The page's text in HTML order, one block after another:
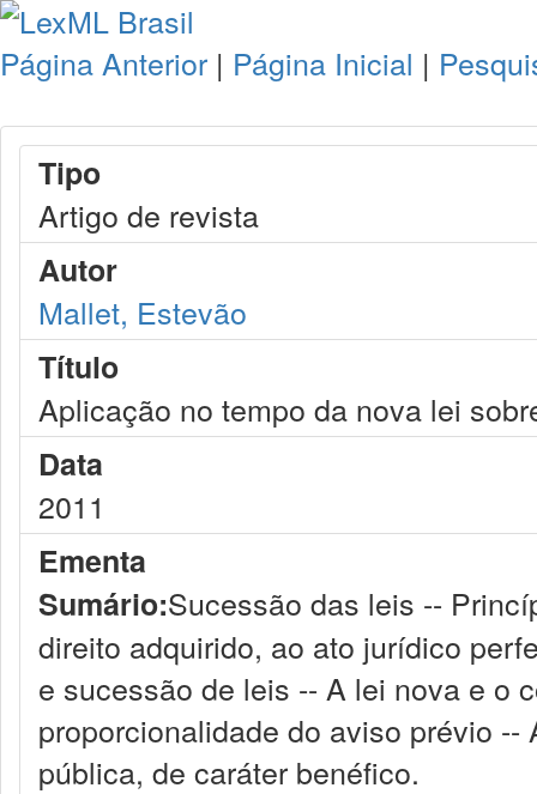
Página Anterior | Página Inicial |
Tipo
Artigo de revista
Autor
Mallet, Estevão
Título
Aplicação no tempo da nova lei
Data
2011
Ementa
Sumário:Sucessão das leis --
direito adquirido, ao ato jurídico
e sucessão de leis -- A lei nova e o
proporcionalidade do aviso prévio
pública, de caráter benéfico.